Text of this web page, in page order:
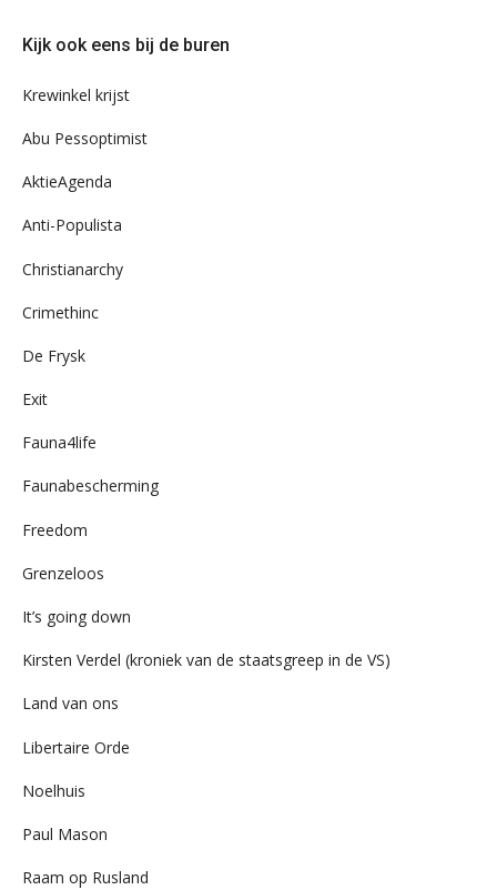
ons
Kijk ook eens bij de buren
Krewinkel krijst
Abu Pessoptimist
AktieAgenda
Anti-Populista
Christianarchy
Crimethinc
De Frysk
Exit
Fauna4life
Faunabescherming
Freedom
Grenzeloos
It’s going down
Kirsten Verdel (kroniek van de staatsgreep in de VS)
Land van ons
Libertaire Orde
Noelhuis
Paul Mason
Raam op Rusland